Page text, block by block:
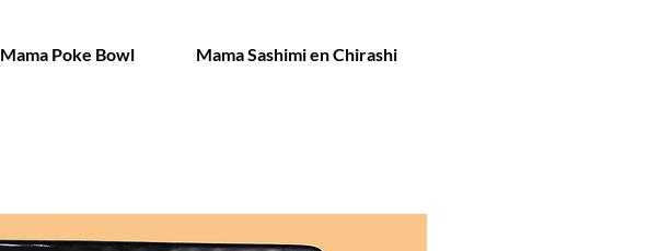
Mama Poke Bowl Mama Sashimi en Chirashi